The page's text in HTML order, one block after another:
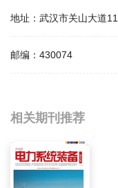
地址： 武汉市关山大道
邮编： 430074
相关提问
电气试验影响因子是
电气试验怎么样？
相关期刊推荐